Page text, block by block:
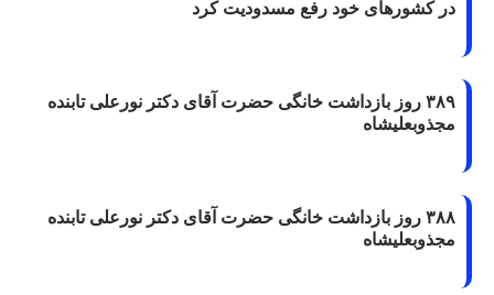
در کشورهای خود رفع مسدودیت کرد
۳۸۹ روز بازداشت خانگی حضرت آقای دکتر نورعلی تابنده
مجذوبعلیشاه
۳۸۸ روز بازداشت خانگی حضرت آقای دکتر نورعلی تابنده
مجذوبعلیشاه